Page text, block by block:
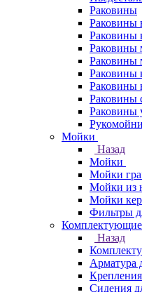
Раковины
Раковины
Раковины
Раковины
Раковины
Раковины
Раковины
Раковины
Раковины
Мойки
Назад
Мойки
Мойки
Мойки из
Мойки
Фильтры
Комплектующие
Назад
Арматура
Сидения